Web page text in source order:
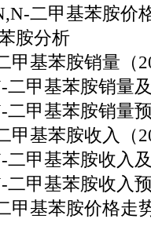
二甲基苯胺价
胺分析
甲基苯胺销量（
二甲基苯胺销量
甲基苯胺销量
甲基苯胺收入（
二甲基苯胺收入
甲基苯胺收入
甲基苯胺价格走